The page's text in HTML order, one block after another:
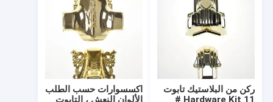
اكسسوارات حسب الطلب
الألوان النعش ، التابوت
ركن من البلاستيك تابوت
Hardware Kit 11 #